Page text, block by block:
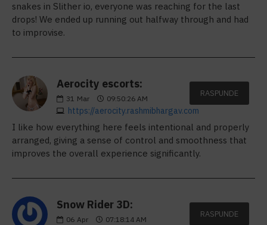
snakes in Slither io, everyone was reaching for the last
drops! We ended up running out halfway through and had
to improvise.
Aerocity escorts:
31 Mar 09:50:26 AM
https://aerocity.rashmibhargav.com
RASPUNDE
I like how everything here feels intentional and properly
arranged, giving a sense of control and smoothness that
improves the overall experience significantly.
Snow Rider 3D:
06 Apr 07:18:14 AM
RASPUNDE